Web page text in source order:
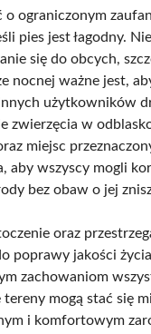
o ograniczonym
pies jest łagodny.
się do obcych,
nocnej ważne jest,
użytkowników
zwierzęcia w
miejsc
aby wszyscy mogli
bez obaw o jej
oraz
poprawy jakości
zachowaniom
mogą stać się
i komfortowym